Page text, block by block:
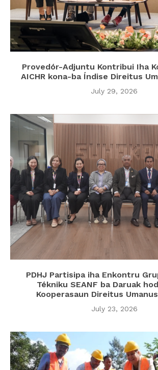
Provedór-Adjuntu Kontribui Iha
AICHR kona-ba Índise Direitus
July 29, 2026
PDHJ Partisipa iha Enkontru
Tékniku SEANF ba Daruak
Kooperasaun Direitus
July 23, 2026